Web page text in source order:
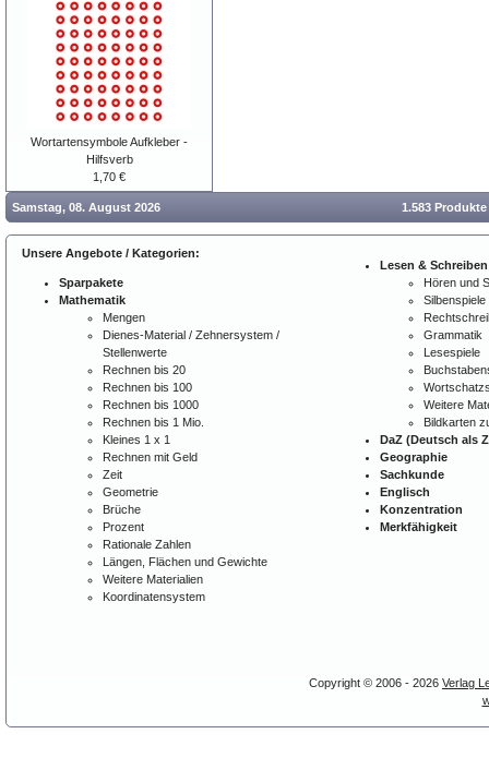
Wortartensymbole Aufkleber -
Hilfsverb
1,70 €
Samstag, 08. August 2026 1.583
Unsere Angebote / Kategorien:
Sparpakete
Mathematik
Mengen
Dienes-Material / Zehnersystem /
Stellenwerte
Rechnen bis 20
Rechnen bis 100
Rechnen bis 1000
Rechnen bis 1 Mio.
Kleines 1 x 1
Rechnen mit Geld
Zeit
Geometrie
Brüche
Prozent
Rationale Zahlen
Längen, Flächen und Gewichte
Weitere Materialien
Koordinatensystem
Lesen & Schreiben
Hören und
Silbenspiele
Grammatik
Lesespiele
Weitere
Bildkarten
DaZ (Deutsch als
Geographie
Sachkunde
Englisch
Konzentration
Merkfähigkeit
Copyright © 2006 - 2026 Verlag